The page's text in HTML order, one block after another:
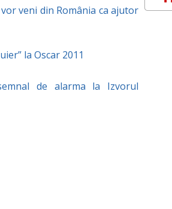
veni din România ca ajutor
la Oscar 2011
de alarma la Izvorul